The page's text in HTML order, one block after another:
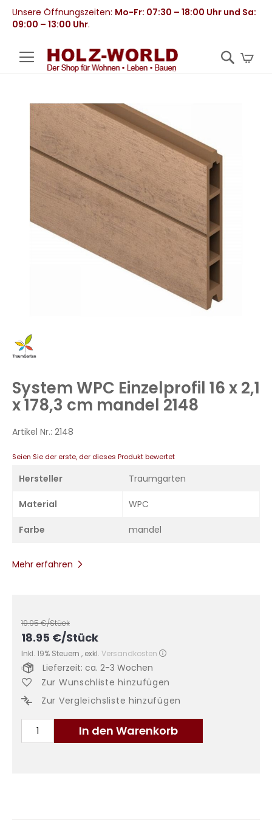
Unsere Öffnungszeiten: Mo-Fr: 07:30 – 18:00 Uhr und Sa:
09:00 – 13:00 Uhr.
Ende
Bildergalerie
springen
Zum
Anfang
springen
System WPC Einzelprofil 16 x 2,1
x 178,3 cm mandel 2148
Artikel Nr.: 2148
Seien Sie der erste, der dieses Produkt bewertet
Hersteller Traumgarten
Material WPC
Farbe mandel
Mehr erfahren
19.95€/Stück
18.95 €/Stück
Inkl. 19% Steuern , exkl. Versandkosten
In den Warenkorb
Lieferzeit: ca. 2-3 Wochen
Zur Wunschliste hinzufügen
Zur Vergleichsliste hinzufügen